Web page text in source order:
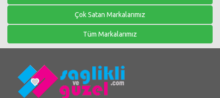
Çok Satan Markalarımız
Tüm Markalarımız